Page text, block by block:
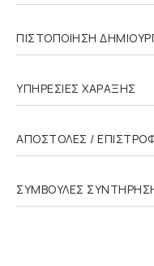
ΠΙΣΤΟΠΟΙΗΣΗ
ΥΠΗΡΕΣΙΕΣ ΧΑΡΑΞΗΣ
ΑΠΟΣΤΟΛΕΣ /
ΣΥΜΒΟΥΛΕΣ